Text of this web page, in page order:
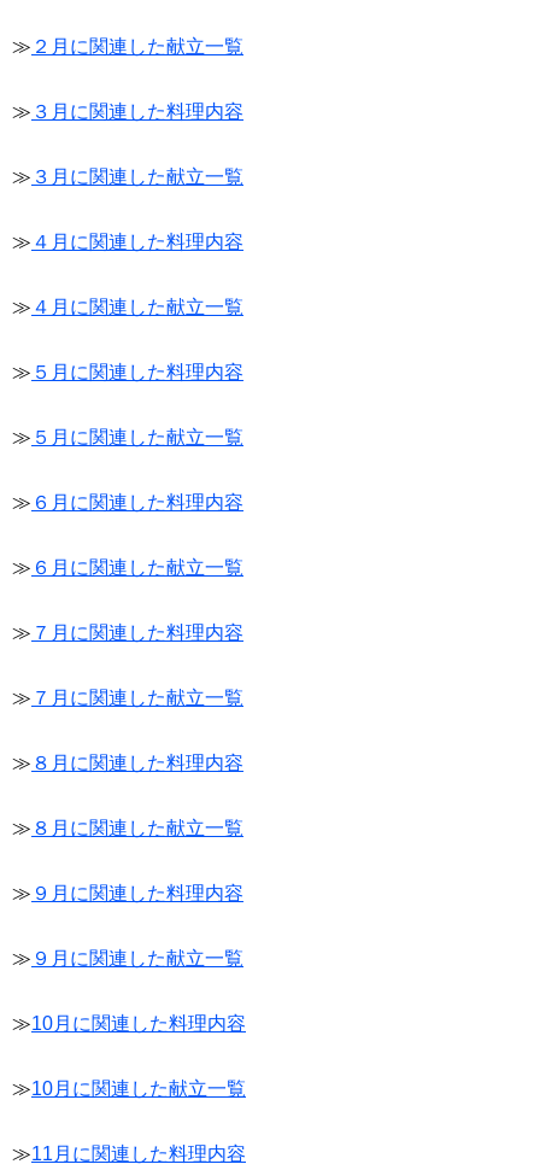
≫ ２月に関連した献立一覧
≫ ３月に関連した料理内容
≫ ３月に関連した献立一覧
≫ ４月に関連した料理内容
≫ ４月に関連した献立一覧
≫ ５月に関連した料理内容
≫ ５月に関連した献立一覧
≫ ６月に関連した料理内容
≫ ６月に関連した献立一覧
≫ ７月に関連した料理内容
≫ ７月に関連した献立一覧
≫ ８月に関連した料理内容
≫ ８月に関連した献立一覧
≫ ９月に関連した料理内容
≫ ９月に関連した献立一覧
≫10月に関連した料理内容
≫10月に関連した献立一覧
≫11月に関連した料理内容